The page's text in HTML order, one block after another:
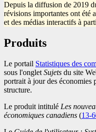
Depuis la diffusion de 2019
révisions importantes ont été
et des médias interactifs à
Produits
Le portail Statistiques des
sous l'onglet Sujets du site
portrait à jour des économies
structure.
Le produit intitulé Les
économiques canadiens (13-